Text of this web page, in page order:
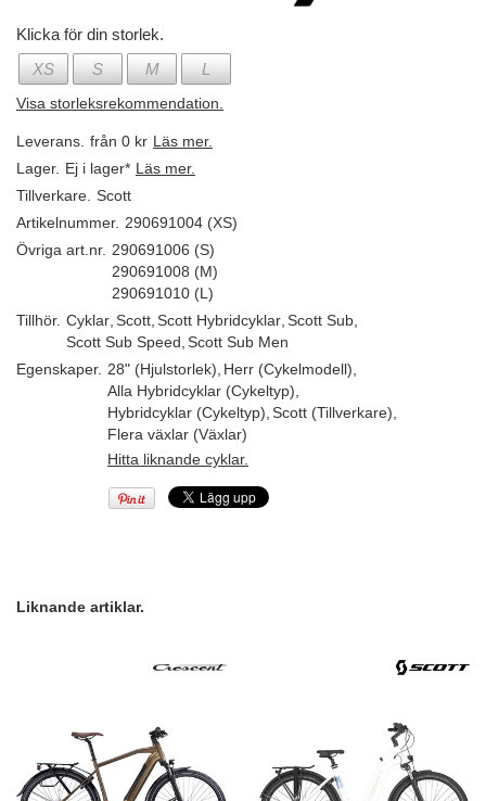
Klicka för din storlek.
XS
S M L
Visa storleksrekommendation.
Leverans. från 0 kr Läs mer.
Lager. Ej i lager* Läs mer.
Tillverkare. Scott
Artikelnummer. 290691004 (XS)
Övriga art.nr. 290691006 (S)
290691008 (M)
290691010 (L)
Tillhör. Cyklar Scott Scott Hybridcyklar Scott Sub
Scott Sub Speed Scott Sub Men
Egenskaper. 28" (Hjulstorlek) Herr (Cykelmodell)
Alla Hybridcyklar (Cykeltyp)
Hybridcyklar (Cykeltyp) Scott (Tillverkare)
Flera växlar (Växlar)
Hitta liknande cyklar.
Liknande artiklar.